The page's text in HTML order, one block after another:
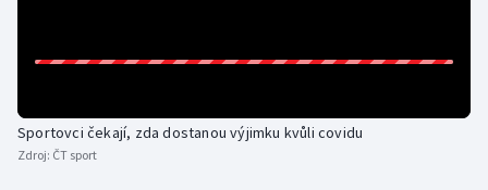
Sportovci čekají, zda dostanou výjimku kvůli covidu
Zdroj: ČT sport